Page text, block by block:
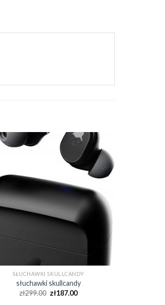
SŁUCHAWKI SKULLCANDY
słuchawki skullcandy
zł299.00 zł187.00